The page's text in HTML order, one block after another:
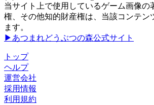
当サイト上で使用しているゲーム画像の
権、その他知的財産権は、当該コンテン
ます。
▶あつまれどうぶつの森公式サイト
トップ
ヘルプ
運営会社
採用情報
利用規約